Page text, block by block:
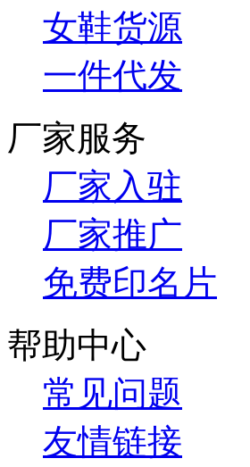
女鞋货源
一件代发
厂家服务
厂家入驻
厂家推广
免费印名片
帮助中心
常见问题
友情链接